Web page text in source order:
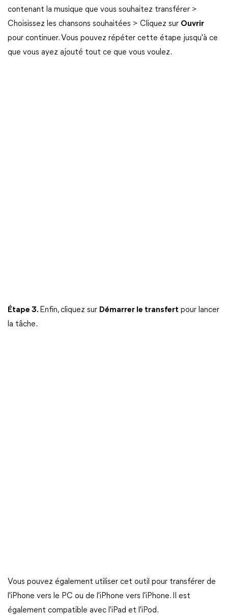
contenant la musique que vous souhaitez transférer >
Choisissez les chansons souhaitées > Cliquez sur Ouvrir
pour continuer. Vous pouvez répéter cette étape jusqu'à ce
que vous ayez ajouté tout ce que vous voulez.
Étape 3. Enfin, cliquez sur Démarrer le transfert pour lancer
la tâche.
Vous pouvez également utiliser cet outil pour transférer de
l'iPhone vers le PC ou de l'iPhone vers l'iPhone. Il est
également compatible avec l'iPad et l'iPod.